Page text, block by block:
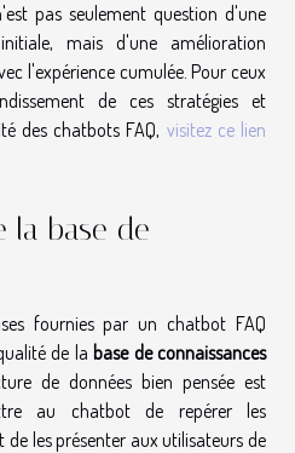
pas seulement question d'une
mais d'une amélioration
l'expérience cumulée. Pour ceux
de ces stratégies et
des chatbots FAQ, visitez ce lien
la base de
fournies par un chatbot FAQ
de labase de connaissances
de données bien pensée est
au chatbot de repérer les
les présenter aux utilisateurs de